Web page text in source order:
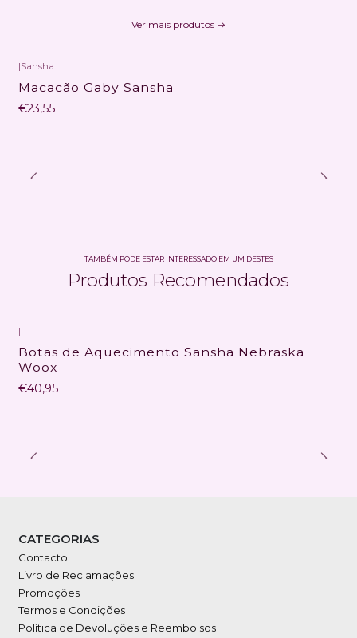
Ver mais produtos
|Sansha
Macacão Gaby Sansha
€23,55
TAMBÉM PODE ESTAR INTERESSADO EM UM DESTES
Produtos Recomendados
|
Botas de Aquecimento Sansha Nebraska
Woox
€40,95
CATEGORIAS
Contacto
Livro de Reclamações
Promoções
Termos e Condições
Política de Devoluções e Reembolsos